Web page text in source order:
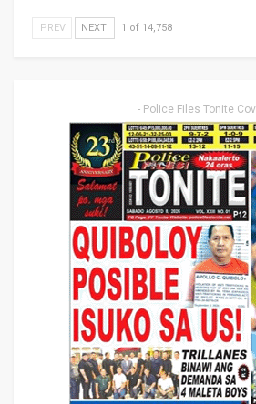
PREV NEXT 1 of 14,758
- Police Files Tonite